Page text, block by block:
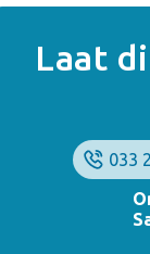
Laat
033